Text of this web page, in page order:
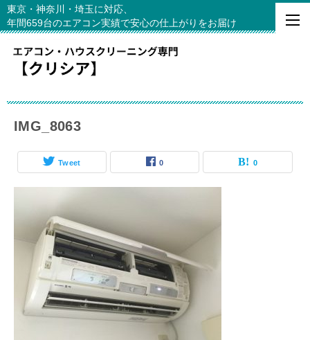
東京・神奈川・埼玉に対応、
年間659台のエアコン実績で安心の仕上がりをお届け
IMG_8063
Tweet 0 0